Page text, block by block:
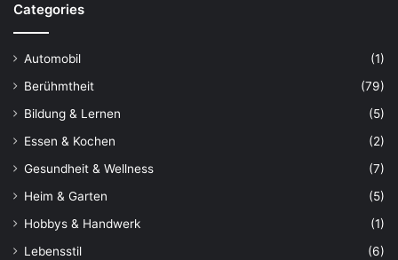
Categories
Automobil
(1)
Berühmtheit
(79)
Bildung & Lernen
(5)
Essen & Kochen
(2)
Gesundheit & Wellness
(7)
Heim & Garten
(5)
Hobbys & Handwerk
(1)
Lebensstil
(6)